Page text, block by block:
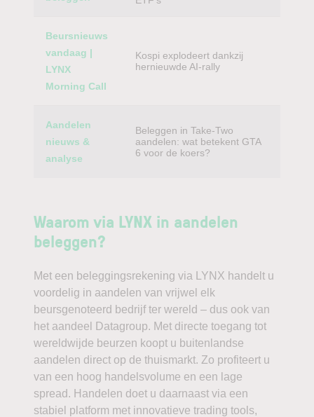
Beursnieuws
vandaag |
LYNX
Morning Call
Kospi explodeert dankzij
hernieuwde AI-rally
Aandelen
nieuws &
analyse
Beleggen in Take-Two
aandelen: wat betekent GTA
6 voor de koers?
Waarom via LYNX in aandelen
beleggen?
Met een beleggingsrekening via LYNX handelt u
voordelig in aandelen van vrijwel elk
beursgenoteerd bedrijf ter wereld – dus ook van
het aandeel Datagroup. Met directe toegang tot
wereldwijde beurzen koopt u buitenlandse
aandelen direct op de thuismarkt. Zo profiteert u
van een hoog handelsvolume en een lage
spread. Handelen doet u daarnaast via een
stabiel platform met innovatieve trading tools,